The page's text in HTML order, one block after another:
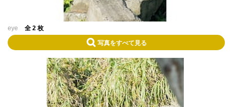
eye 全 2 枚
写真をすべて見る